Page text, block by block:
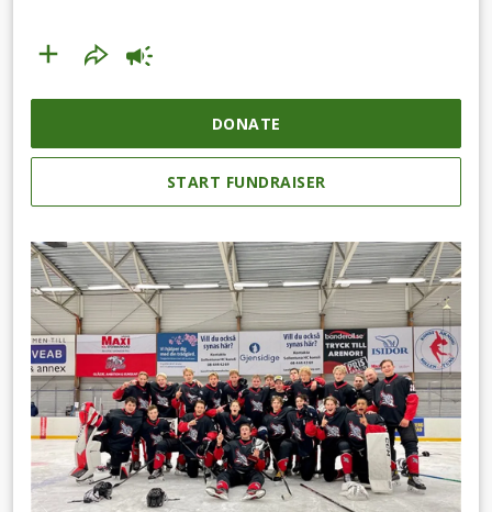
DONATE
START FUNDRAISER